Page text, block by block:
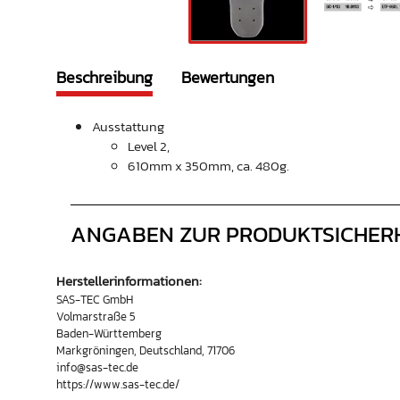
Beschreibung Bewertungen
Ausstattung
Level 2,
610mm x 350mm, ca. 480g.
ANGABEN ZUR
Herstellerinformationen:
SAS-TEC GmbH
Volmarstraße 5
Baden-Württemberg
Markgröningen, Deutschland, 71706
info@sas-tec.de
https://www.sas-tec.de/